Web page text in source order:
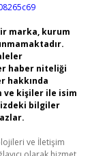
marka, kurum
haber niteliği
hakkında
ve kişiler ile isim
bilgiler
ve İletişim